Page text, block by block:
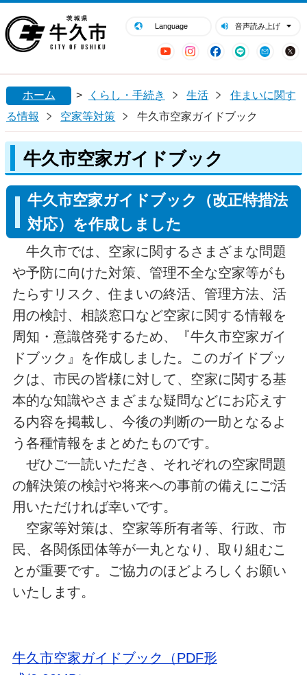
Language 音声読み上げ
YouTubeInstagram
Facebook
LINE Mail
閉じる
ホーム > くらし・手続き 生活
住まいに関す
る情報
空家等対策 牛久市空家ガイドブック
牛久市空家ガイドブック
牛久市空家ガイドブック（改正特措法
対応）を作成しました
牛久市では、空家に関するさまざまな問題
や予防に向けた対策、管理不全な空家等がも
たらすリスク、住まいの終活、管理方法、活
用の検討、相談窓口など空家に関する情報を
周知・意識啓発するため、『牛久市空家ガイ
ドブック』を作成しました。このガイドブッ
クは、市民の皆様に対して、空家に関する基
本的な知識やさまざまな疑問などにお応えす
る内容を掲載し、今後の判断の一助となるよ
う各種情報をまとめたものです。
ぜひご一読いただき、それぞれの空家問題
の解決策の検討や将来への事前の備えにご活
用いただければ幸いです。
空家等対策は、空家等所有者等、行政、市
民、各関係団体等が一丸となり、取り組むこ
とが重要です。ご協力のほどよろしくお願い
いたします。
牛久市空家ガイドブック（PDF形